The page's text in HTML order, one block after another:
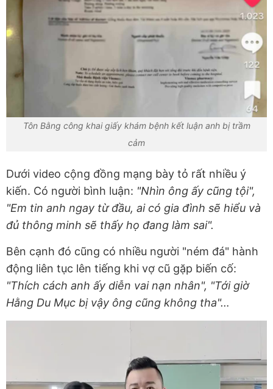
Tôn Bằng công khai giấy khám bệnh kết luận anh bị trầm
cảm
Dưới video cộng đồng mạng bày tỏ rất nhiều ý
kiến. Có người bình luận: "Nhìn ông ấy cũng tội",
"Em tin anh ngay từ đầu, ai có gia đình sẽ hiểu và
đủ thông minh sẽ thấy họ đang làm sai".
Bên cạnh đó cũng có nhiều người "ném đá" hành
động liên tục lên tiếng khi vợ cũ gặp biến cố:
"Thích cách anh ấy diễn vai nạn nhân", "Tới giờ
Hằng Du Mục bị vậy ông cũng không tha"…